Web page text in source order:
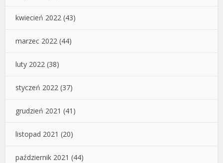
kwiecień 2022 (43)
marzec 2022 (44)
luty 2022 (38)
styczeń 2022 (37)
grudzień 2021 (41)
listopad 2021 (20)
październik 2021 (44)